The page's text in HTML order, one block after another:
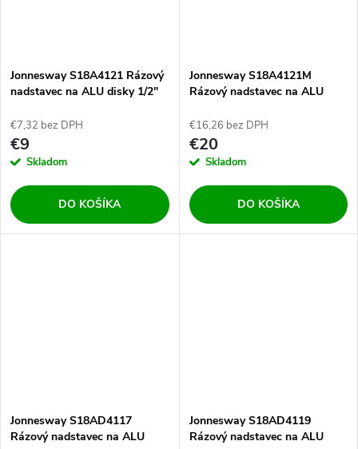
Jonnesway S18A4121 Rázový
nadstavec na ALU disky 1/2"
€7,32 bez DPH
€9
Skladom
DO KOŠÍKA
Jonnesway S18A4121M
Rázový nadstavec na ALU
vyhadzovačom
€16,26 bez DPH
€20
Skladom
DO KOŠÍKA
Jonnesway S18AD4117
Rázový nadstavec na ALU
Jonnesway S18AD4119
Rázový nadstavec na ALU